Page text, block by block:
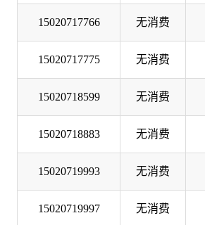
15020717766 无消费
15020717775 无消费
15020718599 无消费
15020718883 无消费
15020719993 无消费
15020719997 无消费